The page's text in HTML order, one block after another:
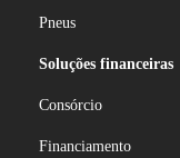
Pneus
Soluções financeiras
Consórcio
Financiamento